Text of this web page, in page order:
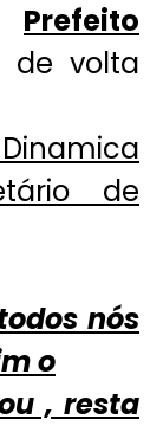
Prefeito
de volta
de
nós
o
, resta